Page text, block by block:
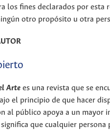
los fines declarados por esta
otro propósito u otra
Arte es una revista que se
el principio de que hacer
al público apoya a un mayor
que cualquier persona